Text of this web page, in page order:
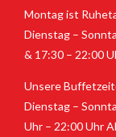
Montag ist
Dienstag –
& 17:30 – 22:00
Unsere
Dienstag –
Uhr – 22:00 Uhr